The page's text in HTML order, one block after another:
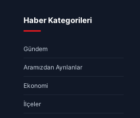
Haber Kategorileri
Gündem
Aramızdan Ayrılanlar
Ekonomi
İlçeler